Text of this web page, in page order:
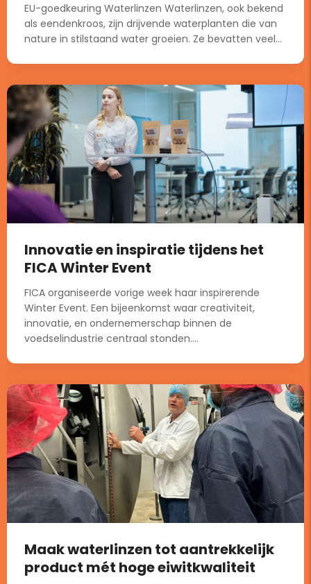
EU-goedkeuring Waterlinzen Waterlinzen, ook bekend
als eendenkroos, zijn drijvende waterplanten die van
nature in stilstaand water groeien. Ze bevatten veel...
Innovatie en inspiratie tijdens het
FICA Winter Event
FICA organiseerde vorige week haar inspirerende
Winter Event. Een bijeenkomst waar creativiteit,
innovatie, en ondernemerschap binnen de
voedselindustrie centraal stonden....
Maak waterlinzen tot aantrekkelijk
product mét hoge eiwitkwaliteit